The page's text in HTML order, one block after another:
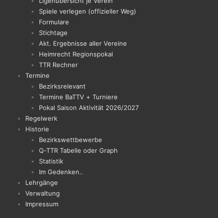
Spiele verlegen (offizieller Weg)
Formulare
Stichtage
Akt. Ergebnisse aller Vereine
Heimrecht Regionspokal
TTR Rechner
Termine
Bezirksrelevant
Termine BaTTV + Turniere
Pokal Saison Aktivität 2026/2027
Regelwerk
Historie
Bezirkswettbewerbe
Q-TTR Tabelle oder Graph
Statistik
Im Gedenken..
Lehrgänge
Verwaltung
Impressum